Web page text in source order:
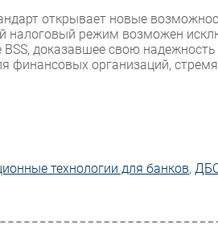
открывает новые
налоговый режим возможен
доказавшее свою надежность
финансовых организаций,
технологии для банков,